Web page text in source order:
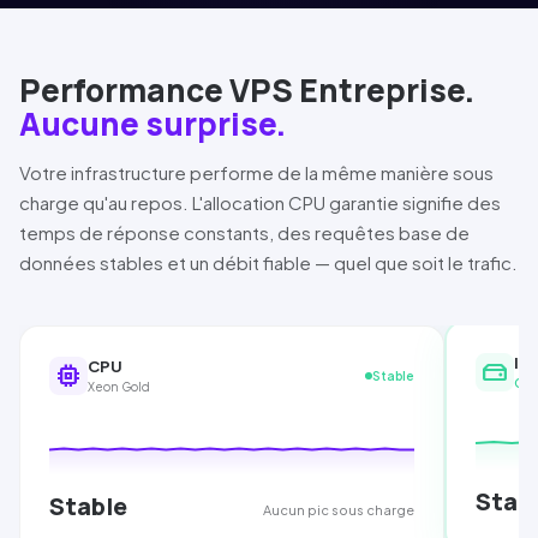
Performance VPS Entreprise.
Aucune surprise.
Votre infrastructure performe de la même manière sous
charge qu'au repos. L'allocation CPU garantie signifie des
temps de réponse constants, des requêtes base de
données stables et un débit fiable — quel que soit le trafic.
memory CPU
Xeon Gold
Stable
Stable Aucun pic sous charge
hard_drive I/